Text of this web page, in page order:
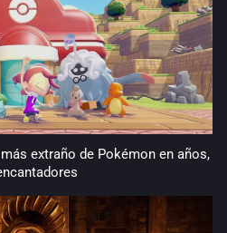
extraño de Pokémon en años,